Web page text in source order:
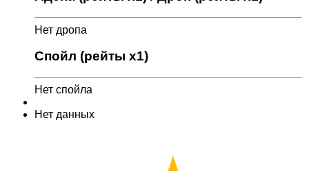
Нет дропа
Спойл (рейты x1)
Нет спойла
Нет данных